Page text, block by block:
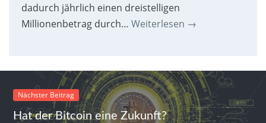
dadurch jährlich einen dreistelligen
Millionenbetrag durch… Weiterlesen →
Nächster Beitrag
Hat der Bitcoin eine Zukunft?